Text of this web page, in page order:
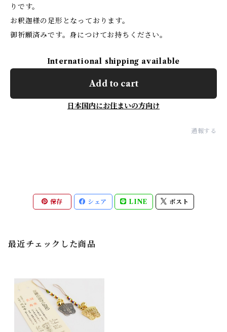
りです。
お釈迦様の足形となっております。
御祈願済みです。身につけてお持ちください。
International shipping available
Add to cart
日本国内にお住まいの方向け
通報する
保存 シェア LINE ポスト
最近チェックした商品